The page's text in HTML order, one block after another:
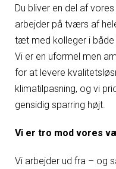
Du bliver en del af
arbejder på tværs af
tæt med kolleger i både
Vi er en uformel men
for at levere
klimatilpasning, og vi
gensidig sparring højt.
Vi er tro mod vores
Vi arbejder ud fra – og